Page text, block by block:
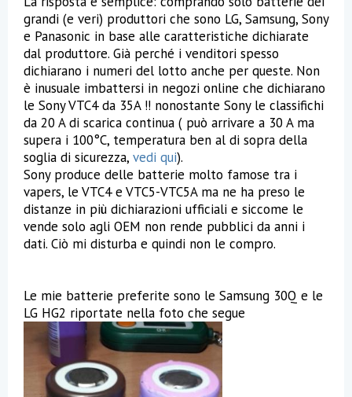
grandi (e veri) produttori che sono LG, Samsung, Sony
e Panasonic in base alle caratteristiche dichiarate
dal produttore. Già perché i venditori spesso
dichiarano i numeri del lotto anche per queste. Non
è inusuale imbattersi in negozi online che dichiarano
le Sony VTC4 da 35A !! nonostante Sony le classifichi
da 20 A di scarica continua ( può arrivare a 30 A ma
supera i 100°C, temperatura ben al di sopra della
soglia di sicurezza, vedi qui).
Sony produce delle batterie molto famose tra i
vapers, le VTC4 e VTC5-VTC5A ma ne ha preso le
distanze in più dichiarazioni ufficiali e siccome le
vende solo agli OEM non rende pubblici da anni i
dati. Ciò mi disturba e quindi non le compro.
Le mie batterie preferite sono le Samsung 30Q e le
LG HG2 riportate nella foto che segue